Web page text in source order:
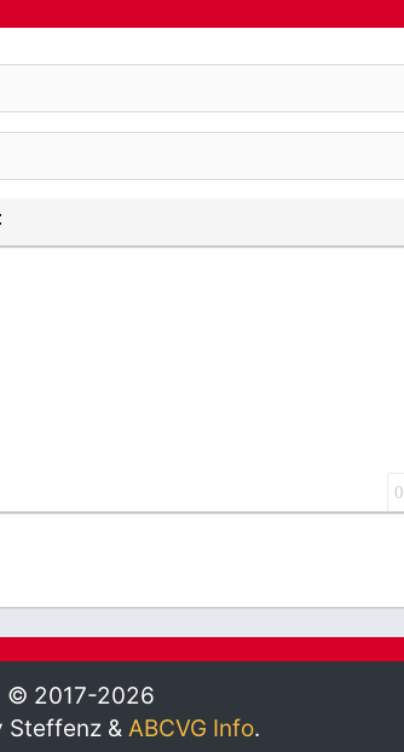
spoiler
0
© 2017-2026
Steffenz & ABCVG Info.